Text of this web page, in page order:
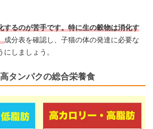
するのが苦手です。特に生の穀物は消化す
成分表を確認し、子猫の体の発達に必要な
しましょう。
タンパクの総合栄養食